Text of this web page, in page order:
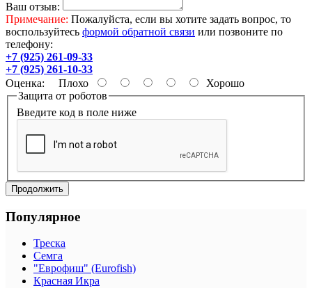
Ваш отзыв:
Примечание: Пожалуйста, если вы хотите задать вопрос, то
воспользуйтесь формой обратной связи или позвоните по
телефону:
+7 (925) 261-09-33
+7 (925) 261-10-33
Оценка: Плохо
Хорошо
Защита от роботов
Введите код в поле ниже
Продолжить
Популярное
Треска
Семга
"Еврофиш" (Eurofish)
Красная Икра